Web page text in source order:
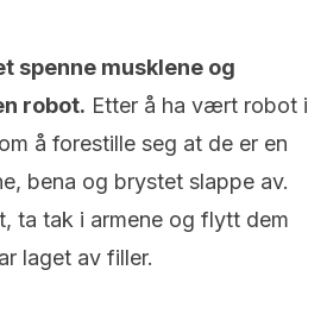
spenne musklene og
robot. Etter å ha vært robot i
å forestille seg at de er en
bena og brystet slappe av.
ta tak i armene og flytt dem
laget av filler.